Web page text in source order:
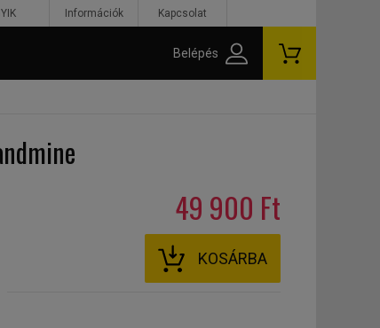
49 900 Ft
KOSÁRBA
Információk Kapcsolat
Belépés